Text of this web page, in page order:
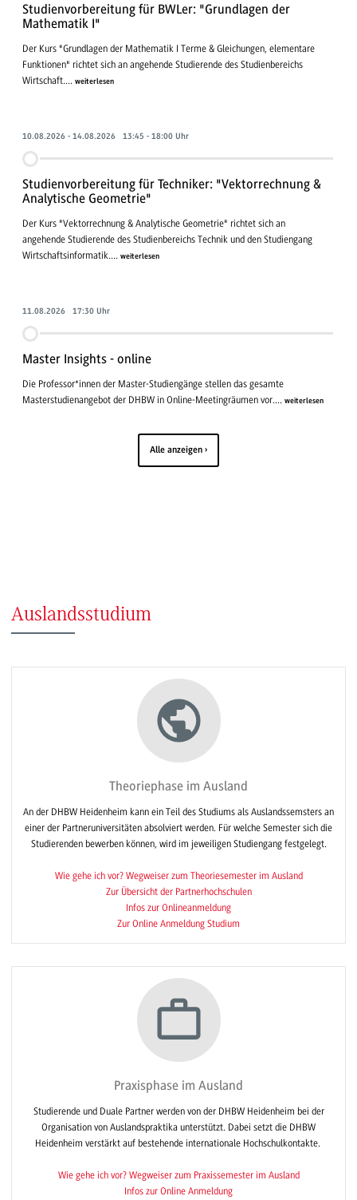
Studienvorbereitung für BWLer: "Grundlagen der
Mathematik I"
Der Kurs "Grundlagen der Mathematik I Terme & Gleichungen, elementare
Funktionen" richtet sich an angehende Studierende des Studienbereichs
Wirtschaft.... weiterlesen
10.08.2026 - 14.08.2026 13:45 - 18:00 Uhr
Studienvorbereitung für Techniker: "Vektorrechnung &
Analytische Geometrie"
Der Kurs "Vektorrechnung & Analytische Geometrie" richtet sich an
angehende Studierende des Studienbereichs Technik und den Studiengang
Wirtschaftsinformatik.... weiterlesen
11.08.2026 17:30 Uhr
Master Insights - online
Die Professor*innen der Master-Studiengänge stellen das gesamte
Masterstudienangebot der DHBW in Online-Meetingräumen vor.... weiterlesen
Alle anzeigen
Auslandsstudium
Theoriephase im Ausland
An der DHBW Heidenheim kann ein Teil des Studiums als Auslandssemsters an
einer der Partneruniversitäten absolviert werden. Für welche Semester sich die
Studierenden bewerben können, wird im jeweiligen Studiengang festgelegt.
Wie gehe ich vor? Wegweiser zum Theoriesemester im Ausland
Zur Übersicht der Partnerhochschulen
Infos zur Onlineanmeldung
Zur Online Anmeldung Studium
Praxisphase im Ausland
Studierende und Duale Partner werden von der DHBW Heidenheim bei der
Organisation von Auslandspraktika unterstützt. Dabei setzt die DHBW
Heidenheim verstärkt auf bestehende internationale Hochschulkontakte.
Wie gehe ich vor? Wegweiser zum Praxissemester im Ausland
Infos zur Online Anmeldung